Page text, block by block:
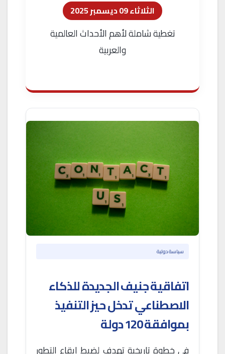
الثلاثاء 09 ديسمبر 2025
تغطية شاملة لأهم الأحداث العالمية
والعربية
سياسة دولية
اتفاقية جنيف الجديدة للذكاء
الاصطناعي تدخل حيز التنفيذ
بموافقة 120 دولة
في خطوة تاريخية تهدف لضبط إيقاع التطور